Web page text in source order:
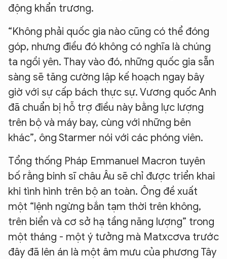
động khẩn trương.
“Không phải quốc gia nào cũng có thể đóng
góp, nhưng điều đó không có nghĩa là chúng
ta ngồi yên. Thay vào đó, những quốc gia sẵn
sàng sẽ tăng cường lập kế hoạch ngay bây
giờ với sự cấp bách thực sự. Vương quốc Anh
đã chuẩn bị hỗ trợ điều này bằng lực lượng
trên bộ và máy bay, cùng với những bên
khác”, ông Starmer nói với các phóng viên.
Tổng thống Pháp Emmanuel Macron tuyên
bố rằng binh sĩ châu Âu sẽ chỉ được triển khai
khi tình hình trên bộ an toàn. Ông đề xuất
một “lệnh ngừng bắn tạm thời trên không,
trên biển và cơ sở hạ tầng năng lượng” trong
một tháng - một ý tưởng mà Matxcơva trước
đây đã lên án là một âm mưu của phương Tây